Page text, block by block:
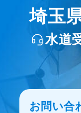
埼玉
水道
お問い合